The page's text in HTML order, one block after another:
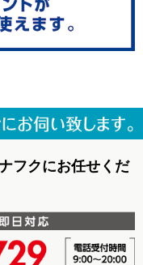
フクにお任せくだ